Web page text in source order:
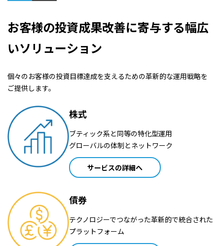
お客様の投資成果改善に寄与する幅広
いソリューション
個々のお客様の投資目標達成を支えるための革新的な運用戦略を
ご提供します。
株式
ブティック系と同等の特化型運用
グローバルの体制とネットワーク
サービスの詳細へ
債券
テクノロジーでつながった革新的で統合された
プラットフォーム